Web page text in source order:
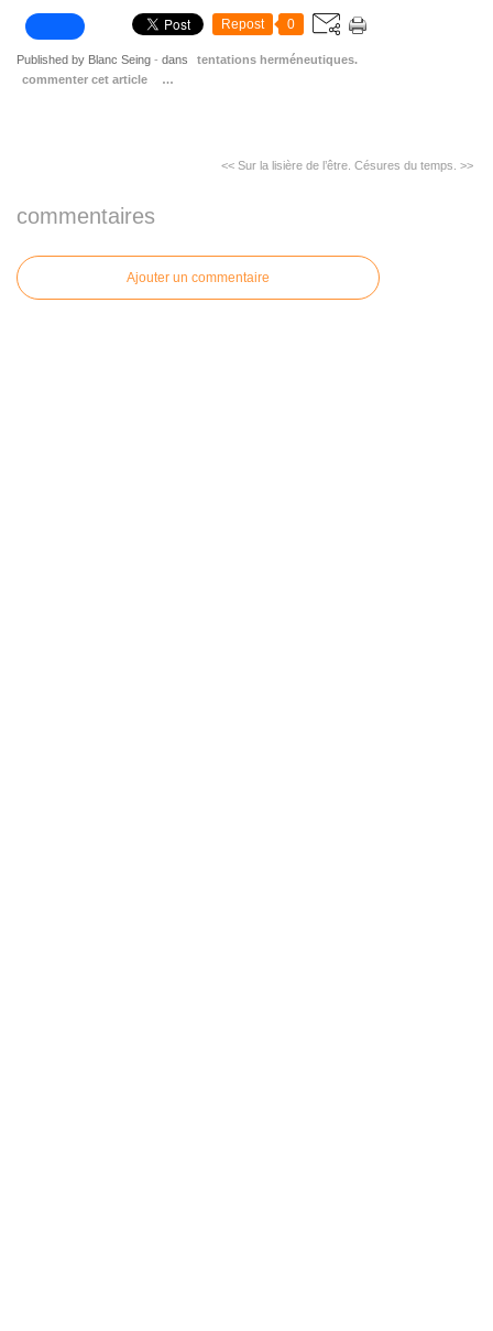
Repost 0
Published by Blanc Seing - dans
tentations herméneutiques.
commenter cet article
…
<< Sur la lisière de l’être. Césures du temps. >>
commentaires
Ajouter un commentaire